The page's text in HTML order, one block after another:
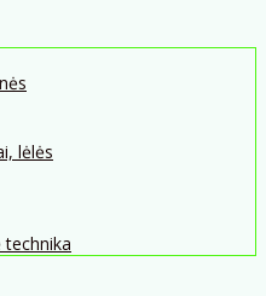
lėlės
technika